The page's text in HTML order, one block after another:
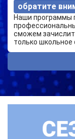
обратите
Наши программы
сможем
только школьное